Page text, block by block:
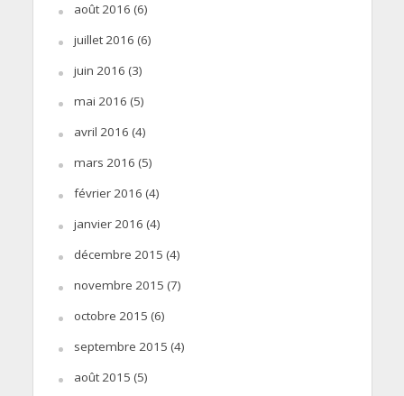
août 2016 (6)
juillet 2016 (6)
juin 2016 (3)
mai 2016 (5)
avril 2016 (4)
mars 2016 (5)
février 2016 (4)
janvier 2016 (4)
décembre 2015 (4)
novembre 2015 (7)
octobre 2015 (6)
septembre 2015 (4)
août 2015 (5)